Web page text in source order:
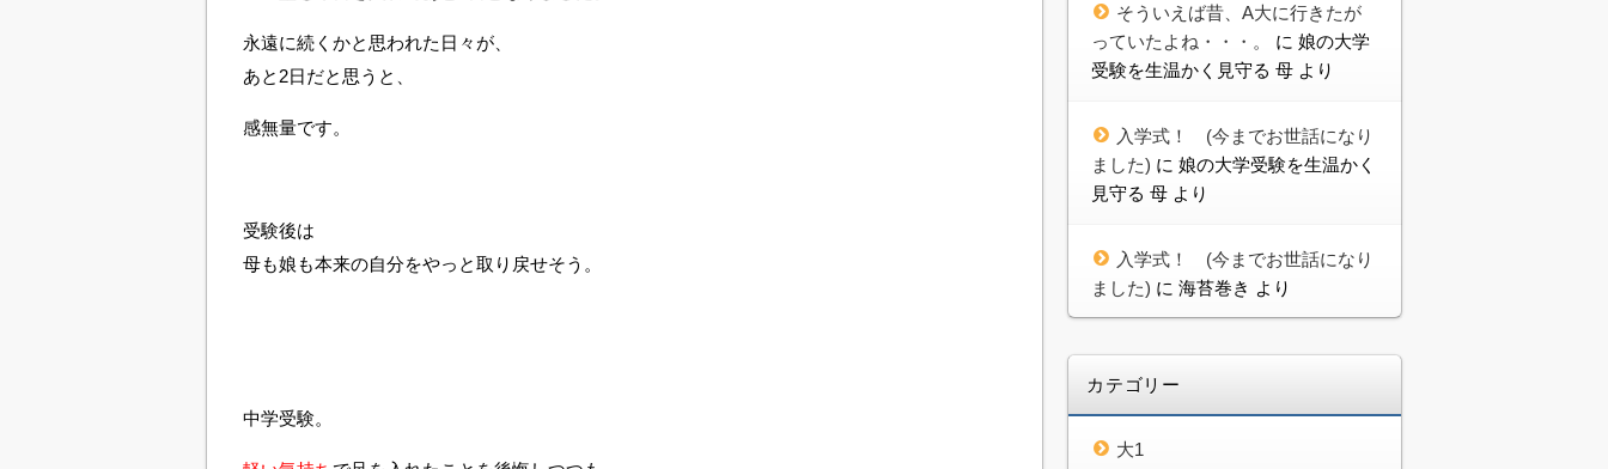
永遠に続くかと思われた日々が、
あと2日だと思うと、
感無量です。
受験後は
母も娘も本来の自分をやっと取り戻せそう。
中学受験。
そういえば昔、A大に行きたが
っていたよね・・・。
に 娘の大学
受験を生温かく見守る 母 より
入学式！ (今までお世話になり
ました) に 娘の大学受験を生温かく
見守る 母 より
入学式！ (今までお世話になり
ました) に 海苔巻き より
カテゴリー
大1